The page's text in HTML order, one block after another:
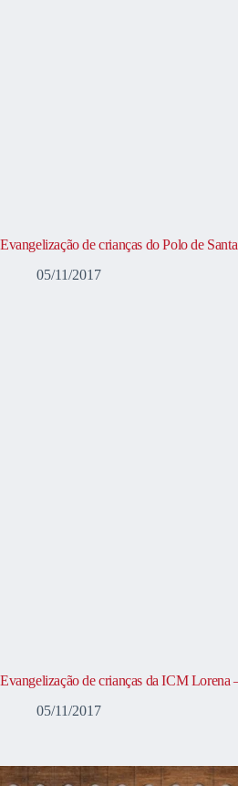
Evangelização de crianças do Polo de
05/11/2017
Evangelização de crianças da ICM Lorena
05/11/2017